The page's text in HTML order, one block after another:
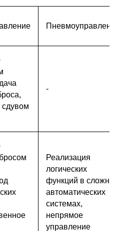
сдувом
-
Реализация
логических
функций в
автоматических
системах,
непрямое
управление